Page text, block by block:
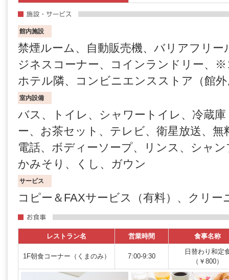
館内施設
禁煙ルーム、自動販売機、バリアフリ
ジネスコーナー、コインランドリー、
ホテル隣、コンビニエンスストア（館
室内設備
バス、トイレ、シャワートイレ、冷蔵
ー、お茶セット、テレビ、衛星放送、
電話、ボディーソープ、リンス、シャ
かみそり、くし、ガウン
サービス
コピー＆FAXサービス（有料）、クリー
レストラン名 営業時間 食事名称
1F朝食コーナー（くまのみ） 7:00-9:30
日替わり和定
（￥800）